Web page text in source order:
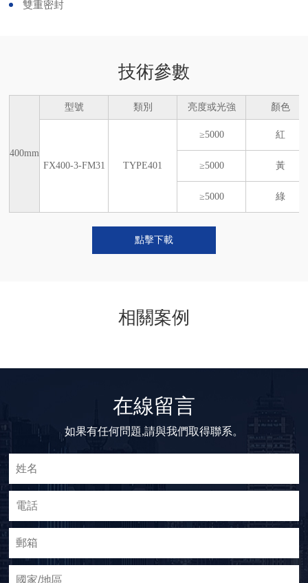
雙重密封
技術參數
400mm
型號 類別 亮度或光強 顏色
FX400-3-FM31 TYPE401
≥5000 紅
≥5000 黃
≥5000 綠
點擊下載
相關案例
在線留言
如果有任何問題,請與我們取得聯系。